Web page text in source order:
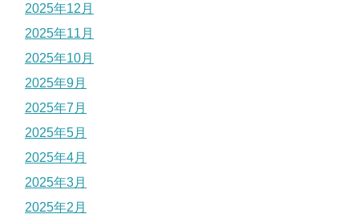
2025年12月
2025年11月
2025年10月
2025年9月
2025年7月
2025年5月
2025年4月
2025年3月
2025年2月